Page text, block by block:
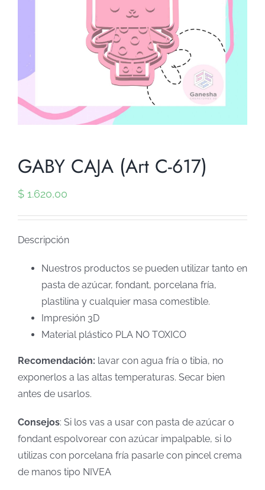
GABY CAJA (Art C-617)
$ 1.620,00
Descripción
Nuestros productos se pueden utilizar tanto en
pasta de azúcar, fondant, porcelana fría,
plastilina y cualquier masa comestible.
Impresión 3D
Material plástico PLA NO TOXICO
Recomendación: lavar con agua fría o tibia, no
exponerlos a las altas temperaturas. Secar bien
antes de usarlos.
Consejos: Si los vas a usar con pasta de azúcar o
fondant espolvorear con azúcar impalpable, si lo
utilizas con porcelana fría pasarle con pincel crema
de manos tipo NIVEA